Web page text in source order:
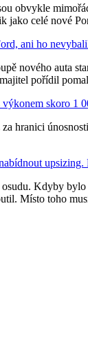
obvykle
jako celé nové
ani ho
nového auta
pořídil
výkonem skoro
za hranici
Kdyby
Místo toho